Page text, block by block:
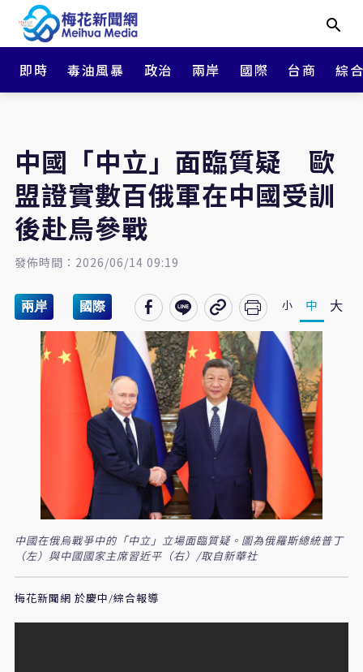
即時 毒油風暴 政治 兩岸 國際 台商 綜
中國「中立」面臨質疑 歐
盟證實數百俄軍在中國受訓
後赴烏參戰
發佈時間：2026/06/14 09:19
兩岸 國際 小 中 大
中國在俄烏戰爭中的「中立」立場面臨質疑。圖為俄羅斯總統普丁
（左）與中國國家主席習近平（右）/取自新華社
梅花新聞網 於慶中/綜合報導